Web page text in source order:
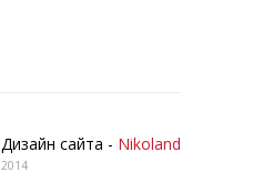
Дизайн сайта - Nikoland
2014